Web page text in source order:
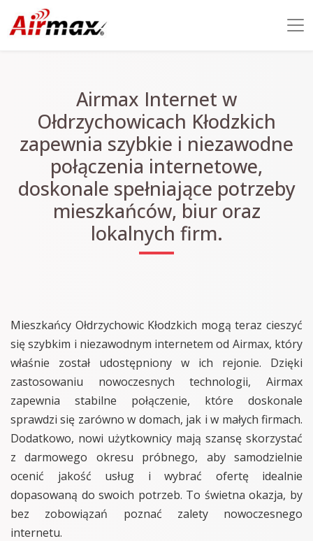
Airmax Internet w
Ołdrzychowicach Kłodzkich
zapewnia szybkie i niezawodne
połączenia internetowe,
doskonale spełniające potrzeby
mieszkańców, biur oraz
lokalnych firm.
Mieszkańcy Ołdrzychowic Kłodzkich mogą teraz cieszyć
się szybkim i niezawodnym internetem od Airmax, który
właśnie został udostępniony w ich rejonie. Dzięki
zastosowaniu nowoczesnych technologii, Airmax
zapewnia stabilne połączenie, które doskonale
sprawdzi się zarówno w domach, jak i w małych firmach.
Dodatkowo, nowi użytkownicy mają szansę skorzystać
z darmowego okresu próbnego, aby samodzielnie
ocenić jakość usług i wybrać ofertę idealnie
dopasowaną do swoich potrzeb. To świetna okazja, by
bez zobowiązań poznać zalety nowoczesnego
internetu.